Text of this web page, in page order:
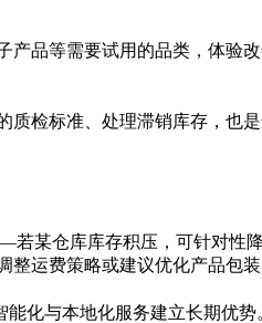
品等需要试用的品类，体验
检标准、处理滞销库存，也
某仓库库存积压，可针对性
运费策略或建议优化产品包装
化与本地化服务建立长期优势